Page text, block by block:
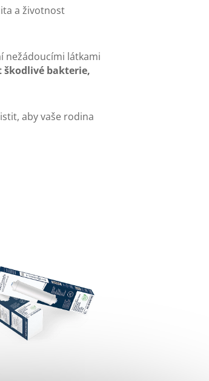
a životnost
nežádoucími látkami
škodlivé bakterie,
aby vaše rodina